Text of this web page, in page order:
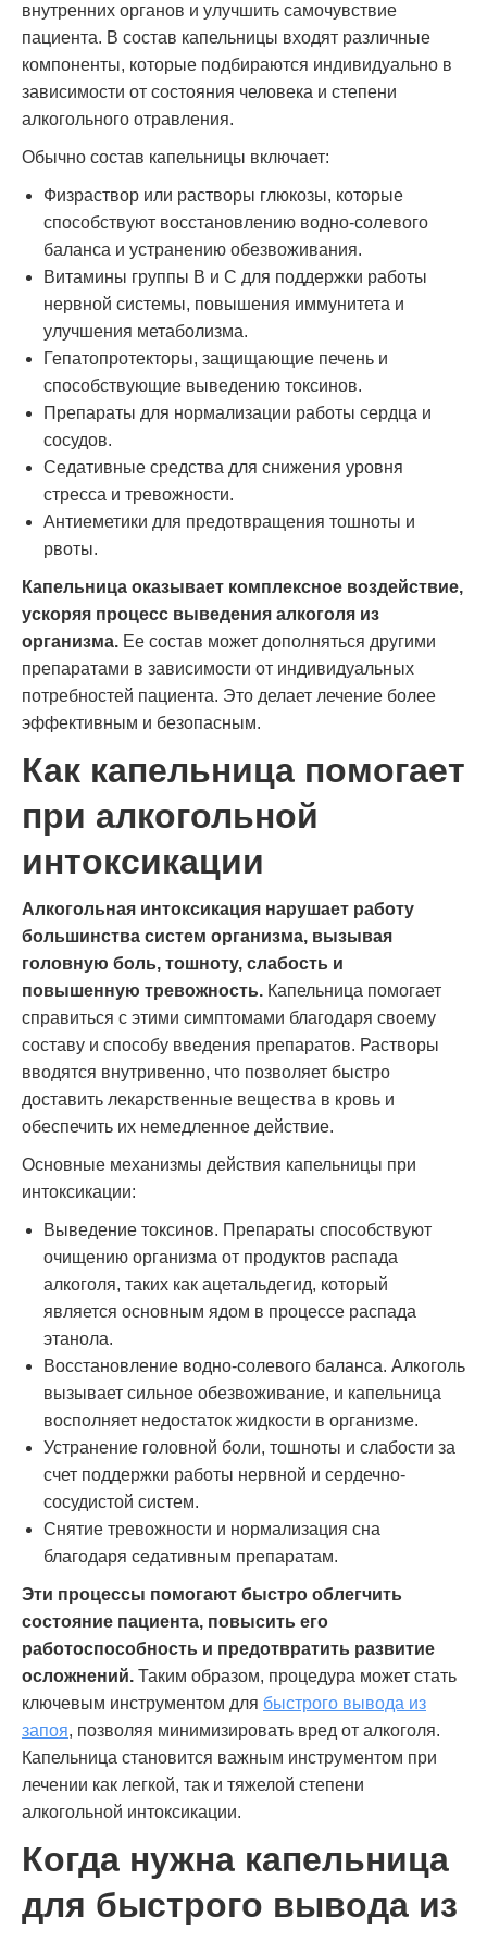
внутренних органов и улучшить самочувствие
пациента. В состав капельницы входят различные
компоненты, которые подбираются индивидуально в
зависимости от состояния человека и степени
алкогольного отравления.
Обычно состав капельницы включает:
Физраствор или растворы глюкозы, которые
способствуют восстановлению водно-солевого
баланса и устранению обезвоживания.
Витамины группы В и С для поддержки работы
нервной системы, повышения иммунитета и
улучшения метаболизма.
Гепатопротекторы, защищающие печень и
способствующие выведению токсинов.
Препараты для нормализации работы сердца и
сосудов.
Седативные средства для снижения уровня
стресса и тревожности.
Антиеметики для предотвращения тошноты и
рвоты.
Капельница оказывает комплексное воздействие,
ускоряя процесс выведения алкоголя из
организма. Ее состав может дополняться другими
препаратами в зависимости от индивидуальных
потребностей пациента. Это делает лечение более
эффективным и безопасным.
Как капельница помогает
при алкогольной
интоксикации
Алкогольная интоксикация нарушает работу
большинства систем организма, вызывая
головную боль, тошноту, слабость и
повышенную тревожность. Капельница помогает
справиться с этими симптомами благодаря своему
составу и способу введения препаратов. Растворы
вводятся внутривенно, что позволяет быстро
доставить лекарственные вещества в кровь и
обеспечить их немедленное действие.
Основные механизмы действия капельницы при
интоксикации:
Выведение токсинов. Препараты способствуют
очищению организма от продуктов распада
алкоголя, таких как ацетальдегид, который
является основным ядом в процессе распада
этанола.
Восстановление водно-солевого баланса. Алкоголь
вызывает сильное обезвоживание, и капельница
восполняет недостаток жидкости в организме.
Устранение головной боли, тошноты и слабости за
счет поддержки работы нервной и сердечно-
сосудистой систем.
Снятие тревожности и нормализация сна
благодаря седативным препаратам.
Эти процессы помогают быстро облегчить
состояние пациента, повысить его
работоспособность и предотвратить развитие
осложнений. Таким образом, процедура может стать
ключевым инструментом для быстрого вывода из
запоя, позволяя минимизировать вред от алкоголя.
Капельница становится важным инструментом при
лечении как легкой, так и тяжелой степени
алкогольной интоксикации.
Когда нужна капельница
для быстрого вывода из